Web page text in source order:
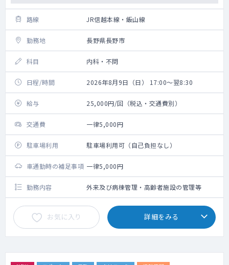
路線 JR信越本線・飯山線
勤務地 長野県長野市
科目 内科・不問
日程/時間 2026年8月9日（日） 17:00～翌8:30
給与 25,000円/回（税込・交通費別）
交通費 一律5,000円
駐車場利用 駐車場利用可（自己負担なし）
車通勤時の補足事項 一律5,000円
勤務内容 外来及び病棟管理・高齢者施設の管理等
お気に入り 詳細をみる